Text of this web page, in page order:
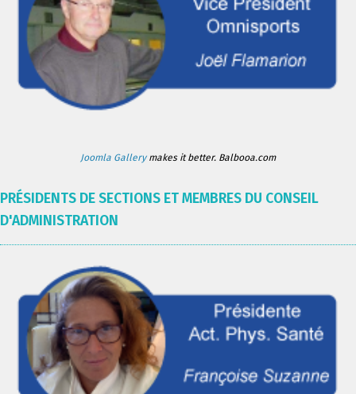
Joomla Gallerymakes it better. Balbooa.com
PRÉSIDENTS DE SECTIONS ET MEMBRES DU CONSEIL
D'ADMINISTRATION